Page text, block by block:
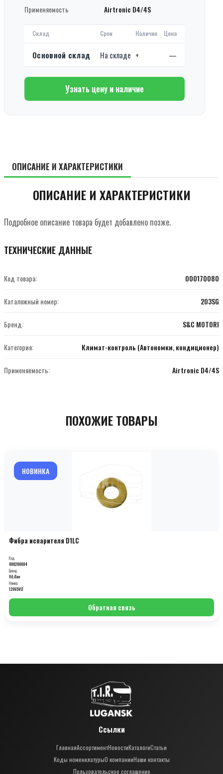
Применяемость
Airtronic D4/4S
Склад Срок Наличие Цена
Основной склад На складе + —
Узнать цену и наличие
ОПИСАНИЕ И ХАРАКТЕРИСТИКИ
ОПИСАНИЕ И ХАРАКТЕРИСТИКИ
Подробное описание товара будет добавлено позже.
ТЕХНИЧЕСКИЕ ДАННЫЕ
Код товара: 000170080
Каталожный номер: 203SG
Бренд: S&C MOTORI
Категория: Климат-контроль (Автономки, кондиционер)
Применяемость: Airtronic D4/4S
ПОХОЖИЕ ТОВАРЫ
НОВИНКА
Фибра испарителя D1LC
Код:
000200884
Бренд:
ViLiTan
Номер:
12065VLT
Обратная связь
Ссылки
ГлавнаяАссортиментНовостиКаталогиСтатьи
Коды номенклатурыО компанииНаши контакты
Пользовательское соглашение